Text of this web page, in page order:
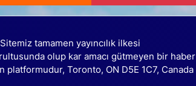
Sitemiz tamamen yayıncılık ilkesi
olup kar amacı gütmeyen bir haber
platformudur, Toronto, ON D5E 1C7, Canada